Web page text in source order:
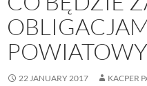
22 JANUARY 2017 KACPER